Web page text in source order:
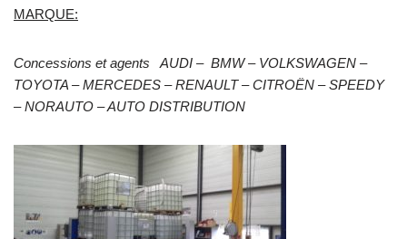
MARQUE:
Concessions et agents AUDI – BMW – VOLKSWAGEN –
TOYOTA – MERCEDES – RENAULT – CITROËN – SPEEDY
– NORAUTO – AUTO DISTRIBUTION